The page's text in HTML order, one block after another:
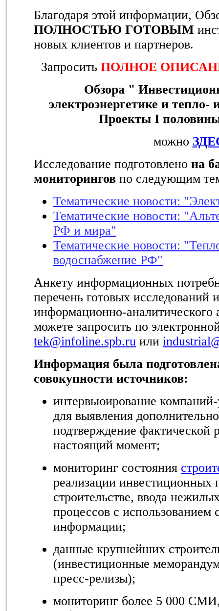
Благодаря этой информации,
ПОЛНОСТЬЮ ГОТОВЫМ
новых клиентов и партнеров.
Запросить ПОЛНОЕ
Обзора "
электроэнергетике и
Проекты I
можно
Исследование подготовлено на
мониторингов по следующим
Тематические новости:
Тематические новости:
РФ и мира"
Тематические новости:
водоснабжение РФ"
Анкету информационных
перечень готовых исследований
информационно-аналитического
можете запросить по
tek@infoline.spb.ru или
Информация была
совокупности источников:
интервьюирование компаний-
для выявления
подтверждение фактической
настоящий момент;
мониторинг состояния
реализации инвестиционных
строительстве, ввода
процессов с использованием
информации;
данные крупнейших
(инвестиционные
пресс-релизы);
мониторинг более 5 000